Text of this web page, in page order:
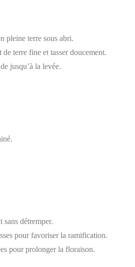
pleine terre sous abri.
terre fine et tasser doucement.
jusqu’à la levée.
sans détremper.
pour favoriser la ramification.
pour prolonger la floraison.